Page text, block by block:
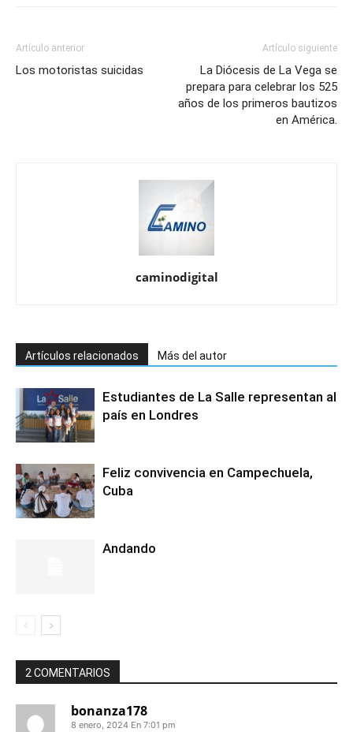
Artículo anterior
Los motoristas suicidas
Artículo siguiente
La Diócesis de La Vega se
prepara para celebrar los 525
años de los primeros bautizos
en América.
caminodigital
Artículos relacionados Más del autor
Estudiantes de La Salle representan al
país en Londres
Feliz convivencia en Campechuela,
Cuba
Andando
2 COMENTARIOS
bonanza178
8 enero, 2024 En 7:01 pm